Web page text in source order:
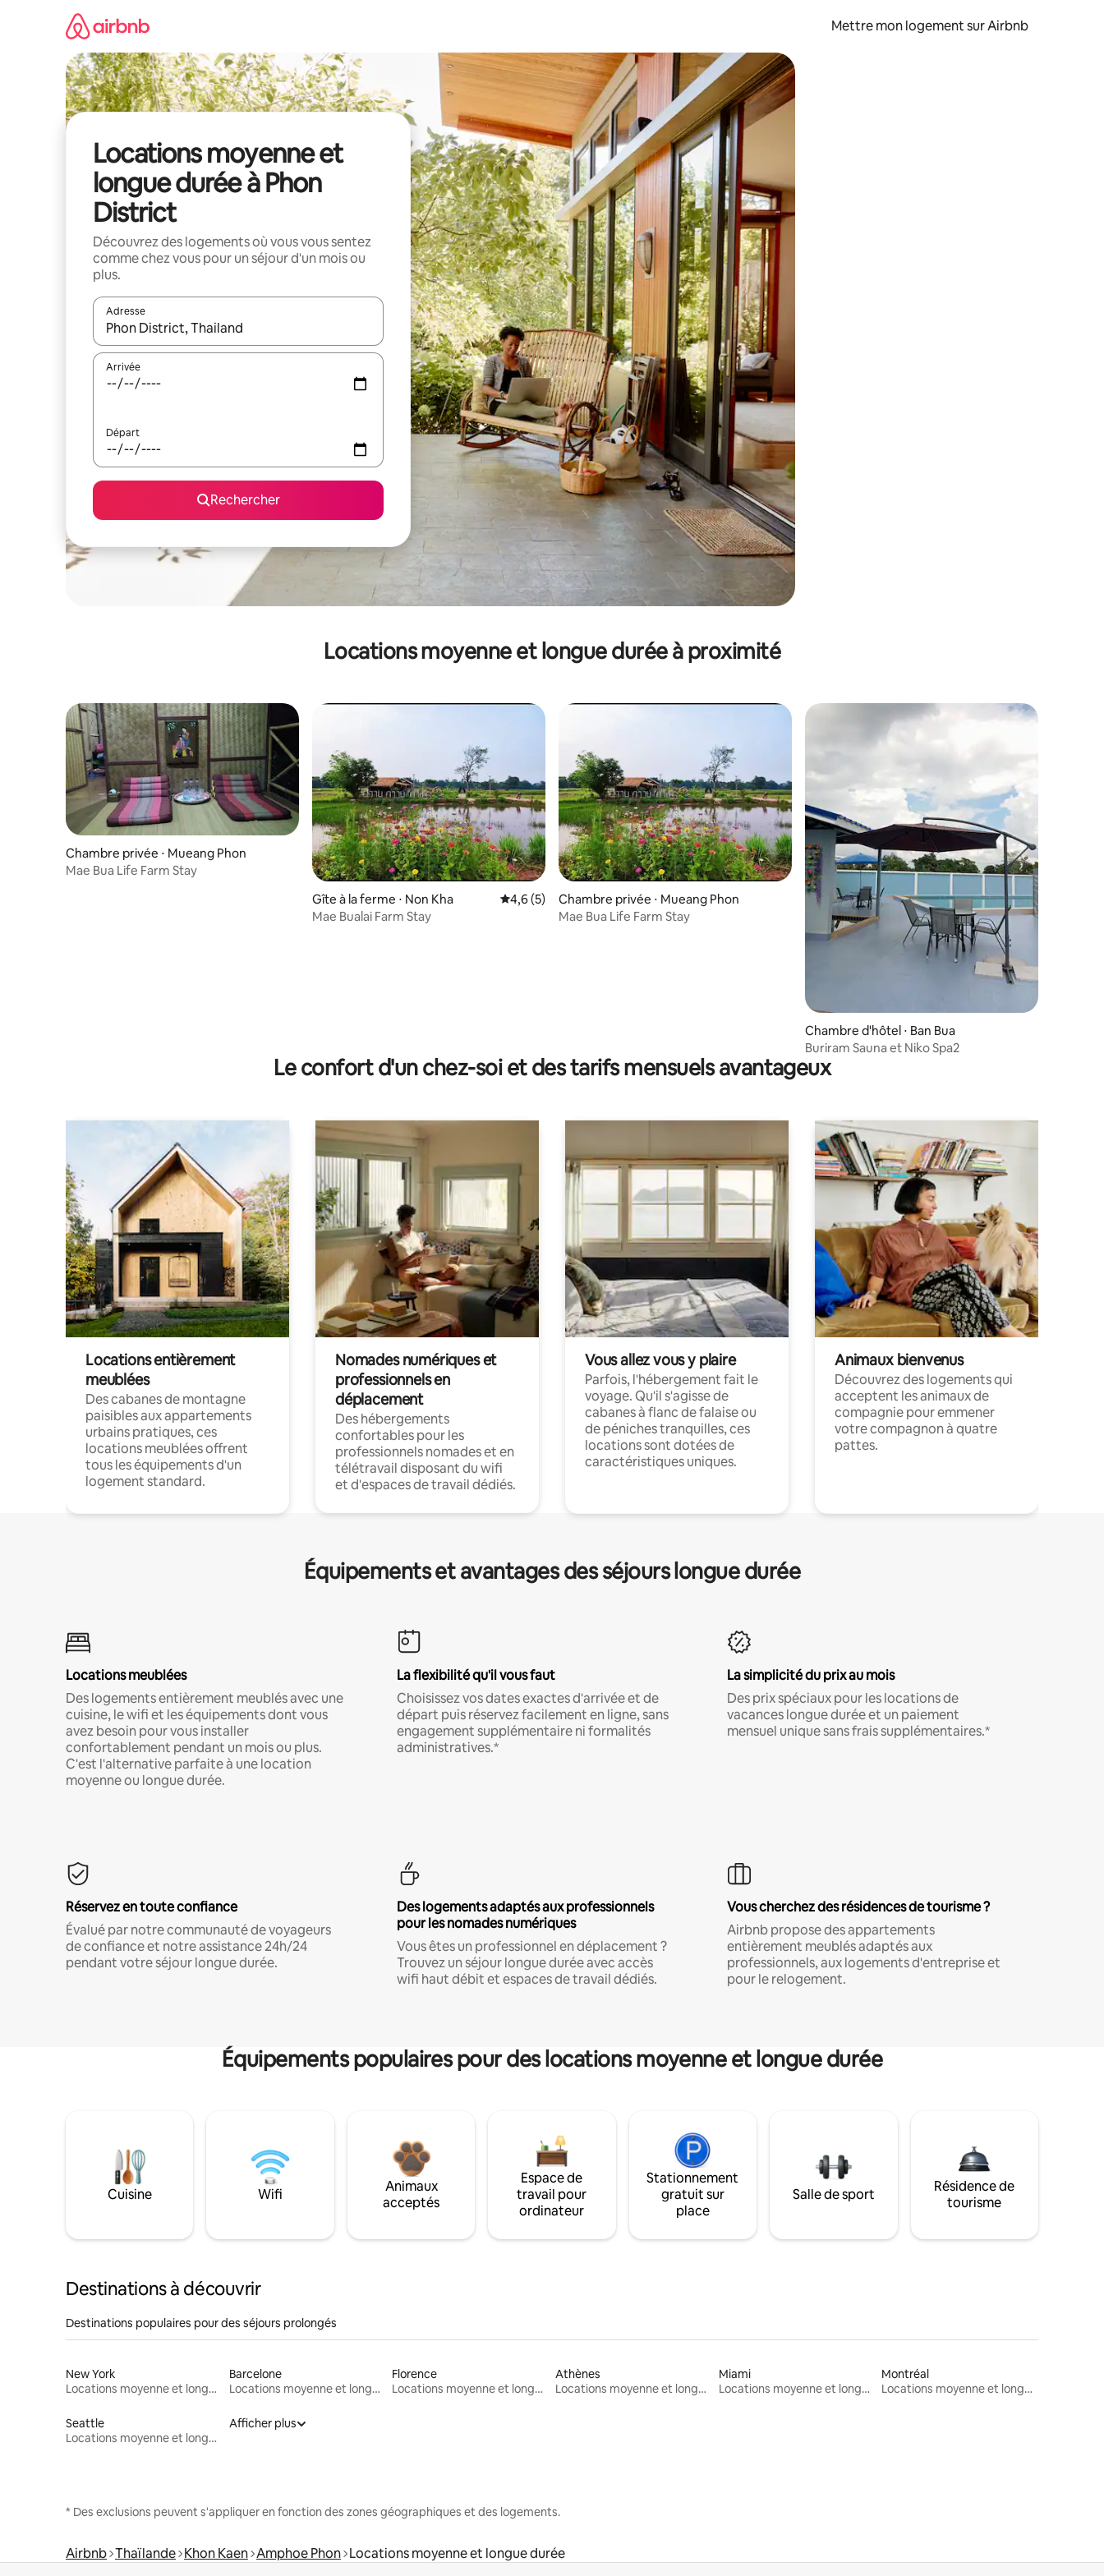
Mettre mon logement sur Airbnb
Locations moyenne et
longue durée à Phon
District
Découvrez des logements où vous vous sentez
comme chez vous pour un séjour d'un mois ou
plus.
Adresse
Lorsque les résultats s'affichent, utilisez les flèches vers le haut et vers le bas pour les parcourir ou en appuyant et en faisant glisser.
Arrivée
Départ
Rechercher
Locations moyenne et longue durée à proximité
Chambre privée ⋅ Mueang Phon
Mae Bua Life Farm Stay
Gîte à la ferme ⋅ Non Kha
Évaluation moyenne sur la base de 5 commentaires : 4,6 sur 5
4,6 (5)
Mae Bualai Farm Stay
Chambre privée ⋅ Mueang Phon
Mae Bua Life Farm Stay
Chambre d'hôtel ⋅ Ban Bua
Buriram Sauna et Niko Spa2
Le confort d'un chez-soi et des tarifs mensuels avantageux
Locations entièrement
meublées
Des cabanes de montagne
paisibles aux appartements
urbains pratiques, ces
locations meublées offrent
tous les équipements d'un
logement standard.
Nomades numériques et
professionnels en
déplacement
Des hébergements
confortables pour les
professionnels nomades et en
télétravail disposant du wifi
et d'espaces de travail dédiés.
Vous allez vous y plaire
Parfois, l'hébergement fait le
voyage. Qu'il s'agisse de
cabanes à flanc de falaise ou
de péniches tranquilles, ces
locations sont dotées de
caractéristiques uniques.
Animaux bienvenus
Découvrez des logements qui
acceptent les animaux de
compagnie pour emmener
votre compagnon à quatre
pattes.
Équipements et avantages des séjours longue durée
Locations meublées
Des logements entièrement meublés avec une
cuisine, le wifi et les équipements dont vous
avez besoin pour vous installer
confortablement pendant un mois ou plus.
C'est l'alternative parfaite à une location
moyenne ou longue durée.
La flexibilité qu'il vous faut
Choisissez vos dates exactes d'arrivée et de
départ puis réservez facilement en ligne, sans
engagement supplémentaire ni formalités
administratives.*
La simplicité du prix au mois
Des prix spéciaux pour les locations de
vacances longue durée et un paiement
mensuel unique sans frais supplémentaires.*
Réservez en toute confiance
Évalué par notre communauté de voyageurs
de confiance et notre assistance 24h/24
pendant votre séjour longue durée.
Des logements adaptés aux professionnels
pour les nomades numériques
Vous êtes un professionnel en déplacement ?
Trouvez un séjour longue durée avec accès
wifi haut débit et espaces de travail dédiés.
Vous cherchez des résidences de tourisme ?
Airbnb propose des appartements
entièrement meublés adaptés aux
professionnels, aux logements d'entreprise et
pour le relogement.
Équipements populaires pour des locations moyenne et longue durée
Cuisine Wifi
Animaux
acceptés
Espace de
travail pour
ordinateur
Stationnement
gratuit sur
place
Salle de sport
Résidence de
tourisme
Destinations à découvrir
Destinations populaires pour des séjours prolongés
New York
Locations moyenne et longue durée
Barcelone
Locations moyenne et longue durée
Florence
Locations moyenne et longue durée
Athènes
Locations moyenne et longue durée
Miami
Locations moyenne et longue durée
Montréal
Locations moyenne et longue durée
Seattle
Locations moyenne et longue durée
Afficher plus
* Des exclusions peuvent s'appliquer en fonction des zones géographiques et des logements.
Airbnb Thaïlande Khon Kaen Amphoe Phon Locations moyenne et longue durée